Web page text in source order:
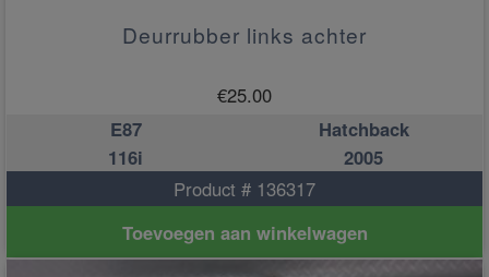
Deurrubber links achter
€25.00
E87
Hatchback
116i
2005
Product # 136317
Toevoegen aan winkelwagen